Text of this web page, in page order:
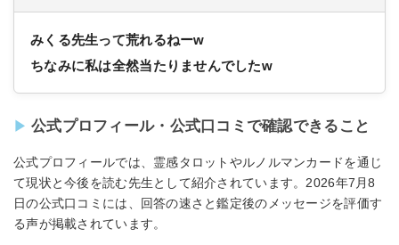
みくる先生って荒れるねーw
ちなみに私は全然当たりませんでしたw
公式プロフィール・公式口コミで確認できること
公式プロフィールでは、霊感タロットやルノルマンカードを通じ
て現状と今後を読む先生として紹介されています。2026年7月8
日の公式口コミには、回答の速さと鑑定後のメッセージを評価す
る声が掲載されています。